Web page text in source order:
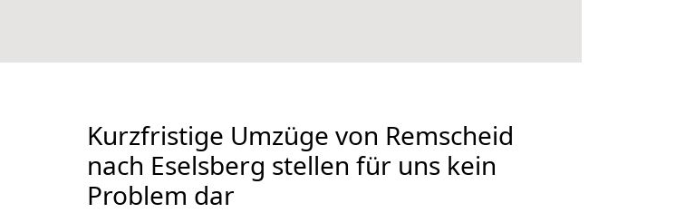
Kurzfristige Umzüge von Remscheid
nach Eselsberg stellen für uns kein
Problem dar